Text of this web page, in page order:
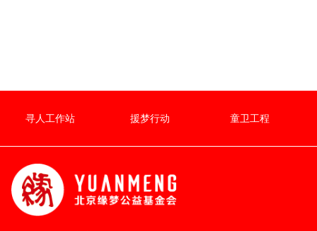
寻人工作站 援梦行动 童卫工程